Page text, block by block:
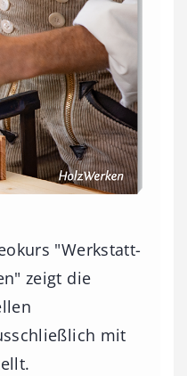
"Werkstatt-
zeigt die
mit